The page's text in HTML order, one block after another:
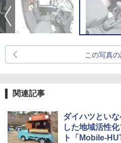
この写真
関連記事
ダイハツとい
した地域活性
ト「Mobile-